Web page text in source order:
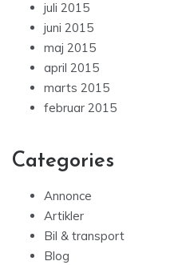
juli 2015
juni 2015
maj 2015
april 2015
marts 2015
februar 2015
Categories
Annonce
Artikler
Bil & transport
Blog